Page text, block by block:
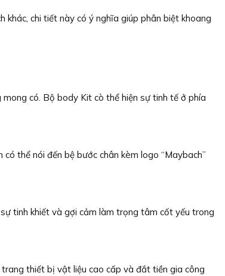
chi tiết này có ý nghĩa giúp phân biệt khoang
có. Bộ body Kit cò thể hiện sự tinh tế ở phía
thể nói đến bệ bước chân kèm logo “Maybach”
tinh khiết và gợi cảm làm trọng tâm cốt yếu trong
thiết bị vật liệu cao cấp và đắt tiền gia công